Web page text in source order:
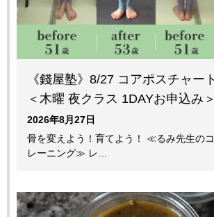
《錢屋塾》8/27 コアポスチャー
＜木曜 夜クラス 1DAYお申込み＞
2026年8月27日
骨を変えよう！育てよう！ ≪るみ先生の
レーニング≫ レ…